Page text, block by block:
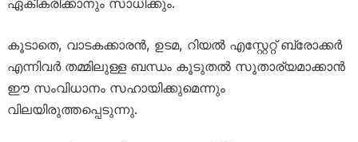
ഏകീകരിക്കാനും സാധിക്കും.
കൂടാതെ, വാടകക്കാരൻ, ഉടമ, റിയൽ എസ്റ്റേറ്റ് ബ്രോക്കർ
എന്നിവർ തമ്മിലുള്ള ബന്ധം കൂടുതൽ സുതാര്യമാക്കാൻ
ഈ സംവിധാനം സഹായിക്കുമെന്നും
വിലയിരുത്തപ്പെടുന്നു.